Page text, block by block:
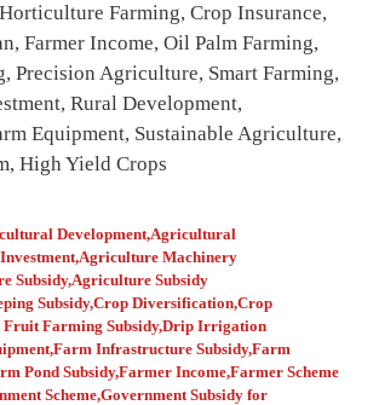
Farming, Crop Insurance,
Farmer Income, Oil Palm Farming,
Precision Agriculture, Smart Farming,
Rural Development,
Equipment, Sustainable Agriculture,
High Yield Crops
Development,Agricultural
,Agriculture Machinery
Subsidy,Agriculture Subsidy
Subsidy,Crop Diversification,Crop
Fruit Farming Subsidy,Drip Irrigation
,Farm Infrastructure Subsidy,Farm
Pond Subsidy,Farmer Income,Farmer Scheme
Scheme,Government Subsidy for